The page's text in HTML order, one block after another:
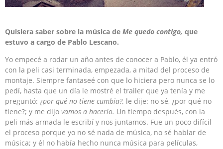
Quisiera saber sobre la música de Me quedo contigo, que
estuvo a cargo de Pablo Lescano.
Yo empecé a rodar un año antes de conocer a Pablo, él ya entró
con la peli casi terminada, empezada, a mitad del proceso de
montaje. Siempre fantaseé con que lo hiciera pero nunca se lo
pedí, hasta que un día le mostré el trailer que ya tenía y me
preguntó: ¿por qué no tiene cumbia?, le dije: no sé, ¿por qué no
tiene?; y me dijo vamos a hacerlo. Un tiempo después, con la
peli más armada le escribí y nos juntamos. Fue un poco difícil
el proceso porque yo no sé nada de música, no sé hablar de
música; y él no había hecho nunca música para películas,